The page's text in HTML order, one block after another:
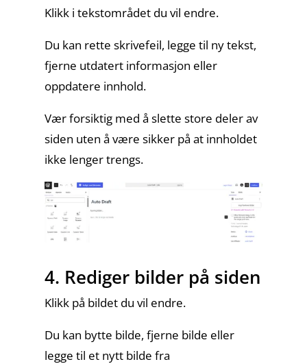
Klikk i tekstområdet du vil endre.
Du kan rette skrivefeil, legge til ny tekst,
fjerne utdatert informasjon eller
oppdatere innhold.
Vær forsiktig med å slette store deler av
siden uten å være sikker på at innholdet
ikke lenger trengs.
4. Rediger bilder på siden
Klikk på bildet du vil endre.
Du kan bytte bilde, fjerne bilde eller
legge til et nytt bilde fra